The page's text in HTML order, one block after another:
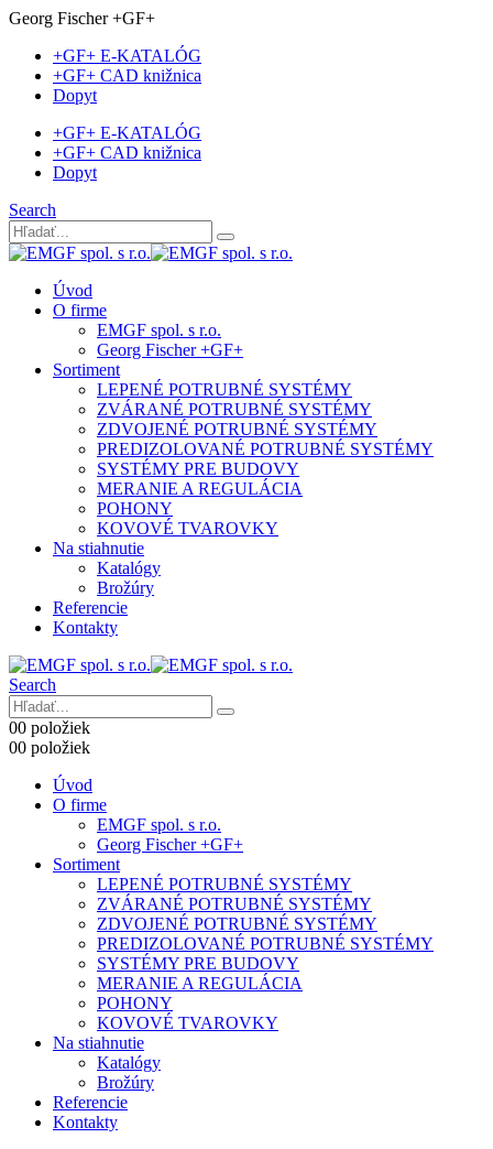
Georg Fischer +GF+
+GF+ E-KATALÓG
+GF+ CAD knižnica
Dopyt
+GF+ E-KATALÓG
+GF+ CAD knižnica
Dopyt
Search
Úvod
O firme
EMGF spol. s r.o.
Georg Fischer +GF+
Sortiment
LEPENÉ POTRUBNÉ SYSTÉMY
ZVÁRANÉ POTRUBNÉ SYSTÉMY
ZDVOJENÉ POTRUBNÉ SYSTÉMY
PREDIZOLOVANÉ POTRUBNÉ SYSTÉMY
SYSTÉMY PRE BUDOVY
MERANIE A REGULÁCIA
POHONY
KOVOVÉ TVAROVKY
Na stiahnutie
Katalógy
Brožúry
Referencie
Kontakty
Search
00 položiek
00 položiek
Úvod
O firme
EMGF spol. s r.o.
Georg Fischer +GF+
Sortiment
LEPENÉ POTRUBNÉ SYSTÉMY
ZVÁRANÉ POTRUBNÉ SYSTÉMY
ZDVOJENÉ POTRUBNÉ SYSTÉMY
PREDIZOLOVANÉ POTRUBNÉ SYSTÉMY
SYSTÉMY PRE BUDOVY
MERANIE A REGULÁCIA
POHONY
KOVOVÉ TVAROVKY
Na stiahnutie
Katalógy
Brožúry
Referencie
Kontakty